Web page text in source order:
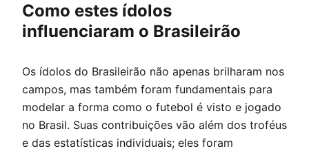
Como estes ídolos
influenciaram o Brasileirão
Os ídolos do Brasileirão não apenas brilharam nos
campos, mas também foram fundamentais para
modelar a forma como o futebol é visto e jogado
no Brasil. Suas contribuições vão além dos troféus
e das estatísticas individuais; eles foram